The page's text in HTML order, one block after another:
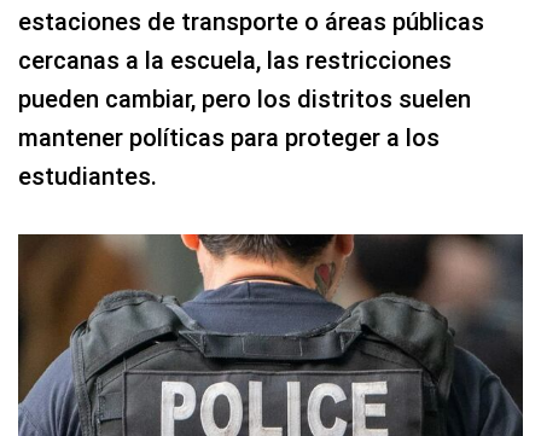
estaciones de transporte o áreas públicas
cercanas a la escuela, las restricciones
pueden cambiar, pero los distritos suelen
mantener políticas para proteger a los
estudiantes.